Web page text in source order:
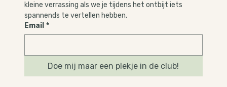
kleine verrassing als we je tijdens het ontbijt iets
spannends te vertellen hebben.
Email *
Doe mij maar een plekje in de club!